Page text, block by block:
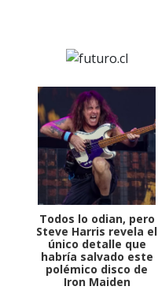
Todos lo odian, pero
Steve Harris revela el
único detalle que
habría salvado este
polémico disco de
Iron Maiden